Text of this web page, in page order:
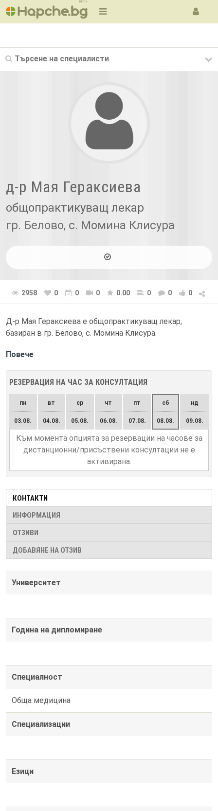
BETA
Търсене на специалисти
д-р Мая Гераксиева
общопрактикуващ лекар
гр. Белово, с. Момина Клисура
2958 0 0 0 0.00 0 0 0
Д-р Мая Гераксиева е общопрактикуващ лекар,
базиран в гр. Белово, с. Момина Клисура.
Повече
РЕЗЕРВАЦИЯ НА ЧАС ЗА КОНСУЛТАЦИЯ
пн
03.08.
вт
04.08.
ср
05.08.
чт
06.08.
пт
07.08.
сб
08.08.
нд
09.08.
Към момента опцията за резервации на часове за
дистанционни/присъствени консултации не е
активирана.
КОНТАКТИ
ИНФОРМАЦИЯ
ОТЗИВИ
ДОБАВЯНЕ НА ОТЗИВ
Университет
Година на дипломиране
Специалност
Обща медицина
Специализации
Езици